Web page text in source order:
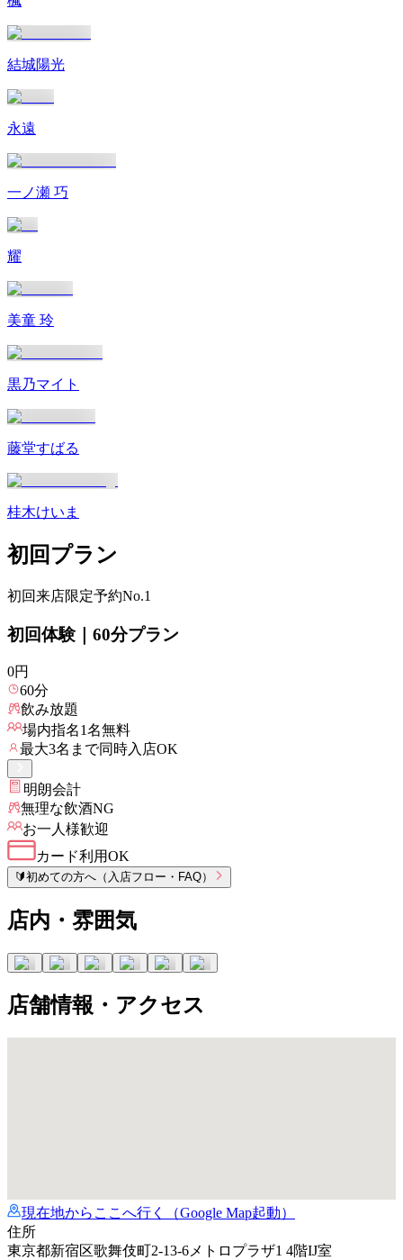
結城陽光
永遠
一ノ瀬 巧
耀
美童 玲
黒乃マイト
藤堂すばる
桂木けいま
初回プラン
初回来店限定予約No.1
初回体験｜60分プラン
0円
60分
飲み放題
場内指名1名無料
最大3名まで同時入店OK
明朗会計
無理な飲酒NG
お一人様歓迎
カード利用OK
🔰初めての方へ（入店フロー・FAQ）
店内・雰囲気
店舗情報・アクセス
現在地からここへ行く（Google Map起動）
住所
東京都新宿区歌舞伎町2-13-6メトロプラザ1 4階IJ室